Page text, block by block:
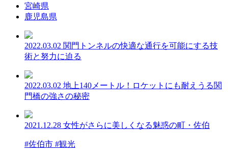
宮崎県
鹿児島県
2022.03.02 関門トンネルの快適な通行を可能にする技
術と努力に迫る
2022.03.02 地上140メートル！ロケットにも耐えうる関
門橋の強さの秘密
2021.12.28 女性がさらに美しくなる魅惑の町・佐伯
#佐伯市 #観光